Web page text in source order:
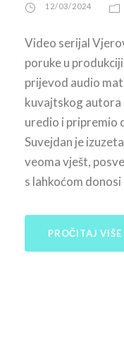
12/03/2024
Video serijal
poruke u
prijevod audio
kuvajtskog autora
uredio i pripremio
Suvejdan je
veoma vješt,
s lahkoćom donosi
PROČITAJ VIŠE